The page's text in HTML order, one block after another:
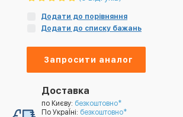
Додати до порівняння
Додати до списку бажань
Запросити аналог
Доставка
по Києву: безкоштовно*
По УкраЇні: безкоштовно*